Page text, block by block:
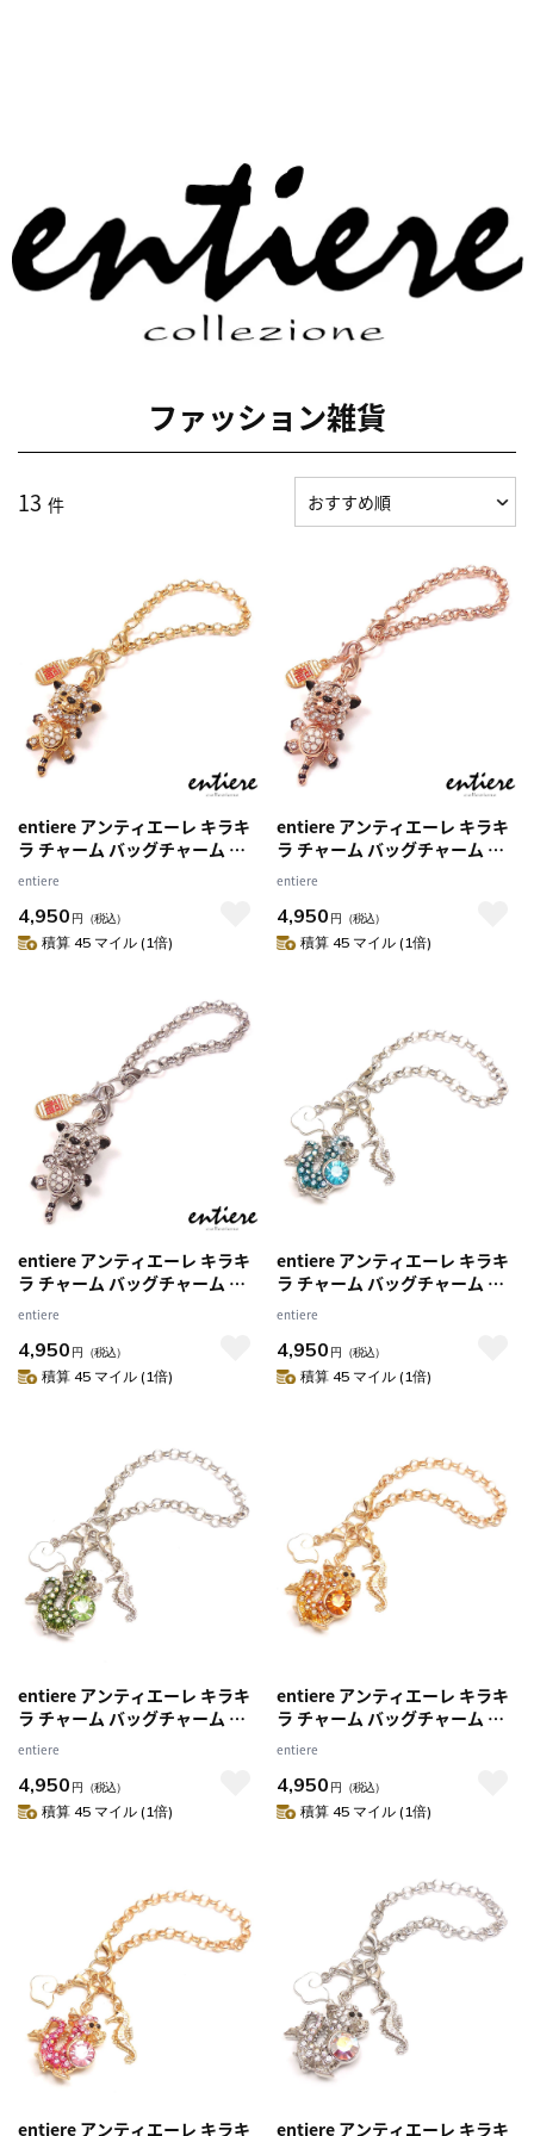
ファッション雑貨
13 件
entiere アンティエーレ キラキ
ラ チャーム バッグチャーム 虎
寅 トラ ゴールドカラー
entiere
4,950 円 （税込）
積算 45 マイル (1倍)
entiere アンティエーレ キラキ
ラ チャーム バッグチャーム 虎
寅 トラ ピンクゴールドカラー
entiere
4,950 円 （税込）
積算 45 マイル (1倍)
entiere アンティエーレ キラキ
ラ チャーム バッグチャーム 虎
寅 トラ シルバーカラー
entiere
4,950 円 （税込）
積算 45 マイル (1倍)
entiere アンティエーレ キラキ
ラ チャーム バッグチャーム 辰
龍 ドラゴン タツノオトシゴ＆
ーカラー
entiere
4,950 円 （税込）
積算 45 マイル (1倍)
entiere アンティエーレ キラキ
ラ チャーム バッグチャーム 辰
龍 ドラゴン タツノオトシゴ＆
雲ミニチャーム シルバー/グリ
ーンカラー
entiere
4,950 円 （税込）
積算 45 マイル (1倍)
entiere アンティエーレ キラキ
ラ チャーム バッグチャーム 辰
龍 ドラゴン タツノオトシゴ＆
雲ミニチャーム ゴールド/オレ
ンジカラー
entiere
4,950 円 （税込）
積算 45 マイル (1倍)
entiere アンティエーレ キラキ entiere アンティエーレ キラキ